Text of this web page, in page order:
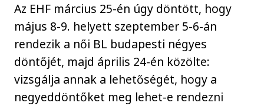
Az EHF március 25-én úgy döntött, hogy
május 8-9. helyett szeptember 5-6-án
rendezik a női BL budapesti négyes
döntőjét, majd április 24-én közölte:
vizsgálja annak a lehetőségét, hogy a
negyeddöntőket meg lehet-e rendezni